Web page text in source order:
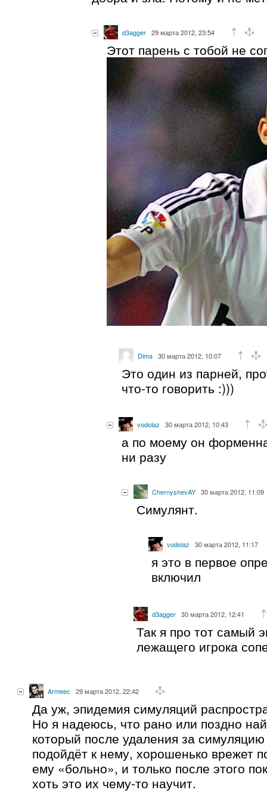
d3agger 29 марта 2012, 23:54
Этот парень с тобой не
Dima 30 марта 2012, 10:07
Это один из парней,
что-то говорить :)))
vodolaz 30 марта 2012, 10:43
а по моему он
ни разу
ChernyshevAY 30 марта 2012, 11:09
Симулянт.
vodolaz 30 марта 2012, 11:17
я это в первое
включил
d3agger 30 марта 2012, 12:41
Так я про тот самый
лежащего игрока
Armeec 29 марта 2012, 22:42
Да уж, эпидемия симуляций
Но я надеюсь, что рано или поздно
который после удаления за
подойдёт к нему, хорошенько врежет
ему «больно», и только после этого
хоть это их чему-то научит.